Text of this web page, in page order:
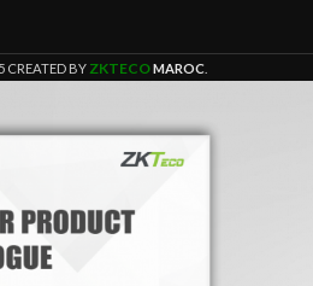
CREATED BY ZKTECOMAROC